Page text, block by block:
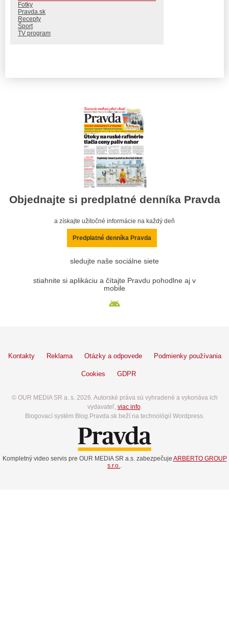
Fotky
Pravda.sk
Recepty
Šport
TV program
Objednajte si predplatné denníka Pravda
a získajte užitočné informácie na každý deň
Predplatné denníka Pravda
sledujte naše sociálne siete
stiahnite si aplikáciu a čítajte Pravdu pohodlne aj v
mobile
Kontakty Reklama Otázky a odpovede Podmienky používania
Cookies GDPR
© OUR MEDIA SR a. s. 2026. Autorské práva sú vyhradené a vykonáva ich
vydavateľ, viac info.
Blogovací systém Blog.Pravda.sk beží na technológií Wordpress.
Kompletný video servis pre OUR MEDIA SR a.s. zabezpečuje ARBERTO GROUP
s.r.o.